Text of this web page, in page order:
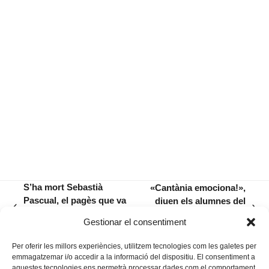
Gestionar el consentiment
Per oferir les millors experiències, utilitzem tecnologies com les galetes per
emmagatzemar i/o accedir a la informació del dispositiu. El consentiment a
S’ha mort Sebastià
Pascual, el pagès que va
post:
«Cantània emociona!»,
diuen els alumnes del